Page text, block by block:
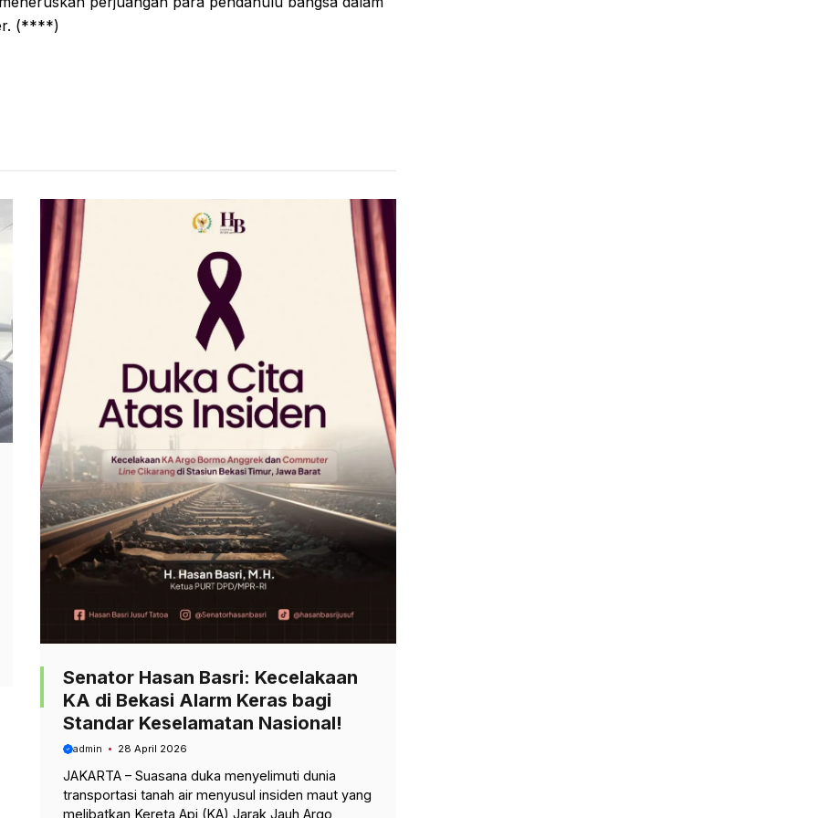
(****)
Senator Hasan Basri: Kecelakaan
KA di Bekasi Alarm Keras bagi
Standar Keselamatan Nasional!
admin 28 April 2026
JAKARTA – Suasana duka menyelimuti dunia
transportasi tanah air menyusul insiden maut yang
melibatkan Kereta Api (KA) Jarak Jauh Argo